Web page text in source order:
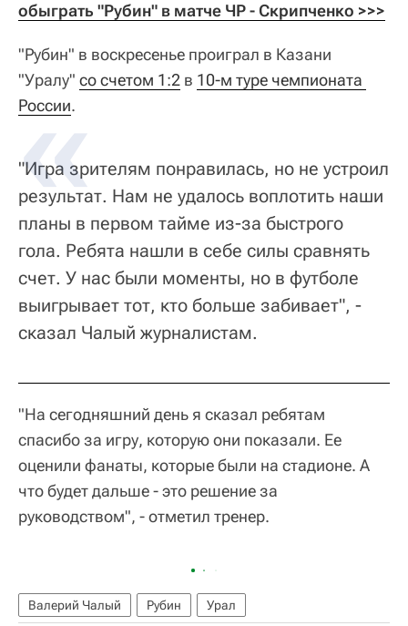
обыграть "Рубин" в матче ЧР - Скрипченко >>>
"Рубин" в воскресенье проиграл в Казани
"Уралу" со счетом 1:2 в 10-м туре чемпионата
России.
"Игра зрителям понравилась, но не устроил
результат. Нам не удалось воплотить наши
планы в первом тайме из-за быстрого
гола. Ребята нашли в себе силы сравнять
счет. У нас были моменты, но в футболе
выигрывает тот, кто больше забивает", -
сказал Чалый журналистам.
"На сегодняшний день я сказал ребятам
спасибо за игру, которую они показали. Ее
оценили фанаты, которые были на стадионе. А
что будет дальше - это решение за
руководством", - отметил тренер.
Валерий Чалый Рубин Урал